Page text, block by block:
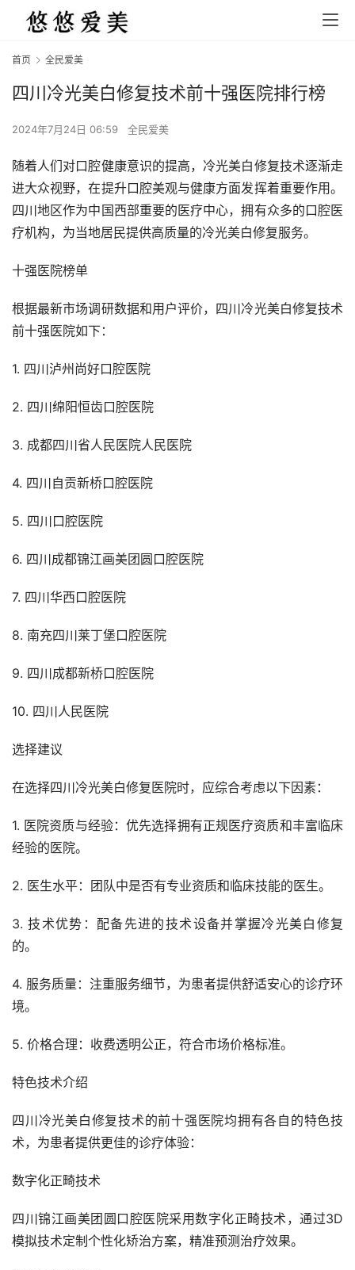
首页 全民爱美
四川冷光美白修复技术前十强医院排行榜
2024年7月24日 06:59 全民爱美
随着人们对口腔健康意识的提高，冷光美白修复技术逐渐走
进大众视野，在提升口腔美观与健康方面发挥着重要作用。
四川地区作为中国西部重要的医疗中心，拥有众多的口腔医
疗机构，为当地居民提供高质量的冷光美白修复服务。
十强医院榜单
根据最新市场调研数据和用户评价，四川冷光美白修复技术
前十强医院如下：
1. 四川泸州尚好口腔医院
2. 四川绵阳恒齿口腔医院
3. 成都四川省人民医院人民医院
4. 四川自贡新桥口腔医院
5. 四川口腔医院
6. 四川成都锦江画美团圆口腔医院
7. 四川华西口腔医院
8. 南充四川莱丁堡口腔医院
9. 四川成都新桥口腔医院
10. 四川人民医院
选择建议
在选择四川冷光美白修复医院时，应综合考虑以下因素：
1. 医院资质与经验：优先选择拥有正规医疗资质和丰富临床
经验的医院。
2. 医生水平：团队中是否有专业资质和临床技能的医生。
3. 技术优势：配备先进的技术设备并掌握冷光美白修复
的。
4. 服务质量：注重服务细节，为患者提供舒适安心的诊疗环
境。
5. 价格合理：收费透明公正，符合市场价格标准。
特色技术介绍
四川冷光美白修复技术的前十强医院均拥有各自的特色技
术，为患者提供更佳的诊疗体验：
数字化正畸技术
四川锦江画美团圆口腔医院采用数字化正畸技术，通过3D
模拟技术定制个性化矫治方案，精准预测治疗效果。